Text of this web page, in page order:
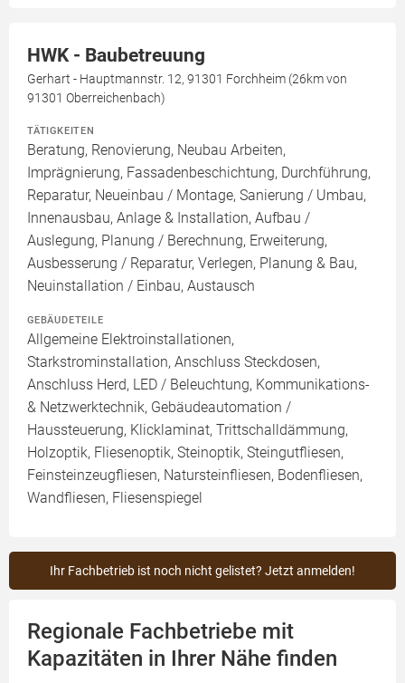
HWK - Baubetreuung
Gerhart - Hauptmannstr. 12, 91301 Forchheim (26km von
91301 Oberreichenbach)
TÄTIGKEITEN
Beratung, Renovierung, Neubau Arbeiten,
Imprägnierung, Fassadenbeschichtung, Durchführung,
Reparatur, Neueinbau / Montage, Sanierung / Umbau,
Innenausbau, Anlage & Installation, Aufbau /
Auslegung, Planung / Berechnung, Erweiterung,
Ausbesserung / Reparatur, Verlegen, Planung & Bau,
Neuinstallation / Einbau, Austausch
GEBÄUDETEILE
Allgemeine Elektroinstallationen,
Starkstrominstallation, Anschluss Steckdosen,
Anschluss Herd, LED / Beleuchtung, Kommunikations-
& Netzwerktechnik, Gebäudeautomation /
Haussteuerung, Klicklaminat, Trittschalldämmung,
Holzoptik, Fliesenoptik, Steinoptik, Steingutfliesen,
Feinsteinzeugfliesen, Natursteinfliesen, Bodenfliesen,
Wandfliesen, Fliesenspiegel
Ihr Fachbetrieb ist noch nicht gelistet? Jetzt anmelden!
Regionale Fachbetriebe mit
Kapazitäten in Ihrer Nähe finden